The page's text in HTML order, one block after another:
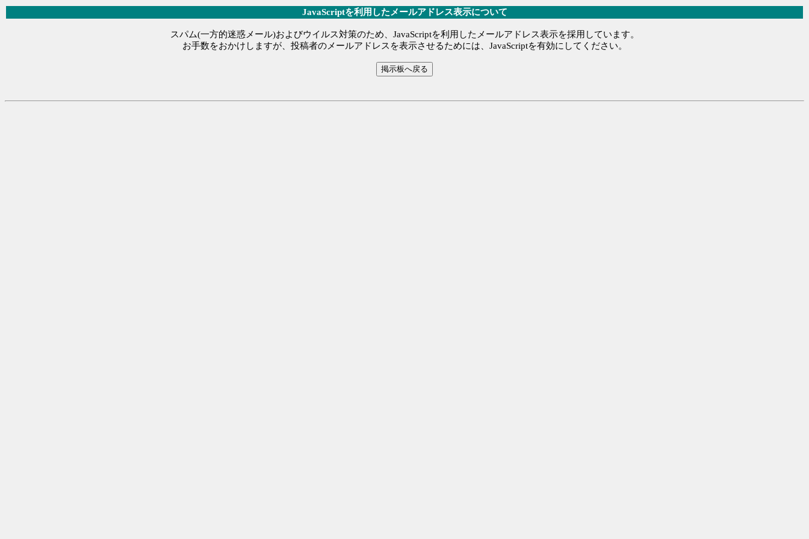
JavaScriptを利用したメールアドレス表示について
スパム(一方的迷惑メール)およびウイルス対策のため、JavaScriptを利用したメールアドレス表示を採用しています。
お手数をおかけしますが、投稿者のメールアドレスを表示させるためには、JavaScriptを有効にしてください。